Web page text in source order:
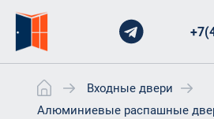
Входные двери
Алюминиевые распашные